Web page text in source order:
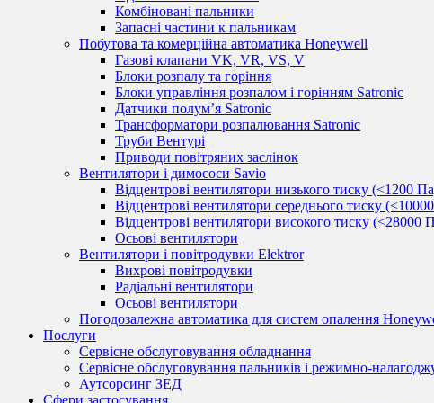
Комбіновані пальники
Запасні частини к пальникам
Побутова та комерційна автоматика Honeywell
Газові клапани VK, VR, VS, V
Блоки розпалу та горіння
Блоки управління розпалом і горінням Satronic
Датчики полум’я Satronic
Трансформатори розпалювання Satronic
Труби Вентурі
Приводи повітряних заслінок
Вентилятори і димососи Savio
Відцентрові вентилятори низького тиску (<1200
Відцентрові вентилятори середнього тиску
Відцентрові вентилятори високого тиску (<28000
Осьові вентилятори
Вентилятори і повітродувки Elektror
Вихрові повітродувки
Радіальні вентилятори
Осьові вентилятори
Погодозалежна автоматика для систем опалення
Послуги
Сервісне обслуговування обладнання
Сервісне обслуговування пальників і режимно-
Аутсорсинг ЗЕД
Сфери застосування